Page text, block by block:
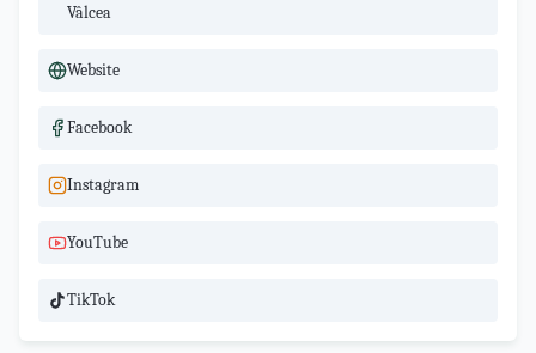
Vâlcea
Website
Facebook
Instagram
YouTube
TikTok